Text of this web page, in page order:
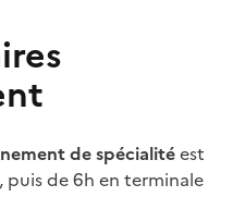
de spécialitéest
puis de 6h en terminale